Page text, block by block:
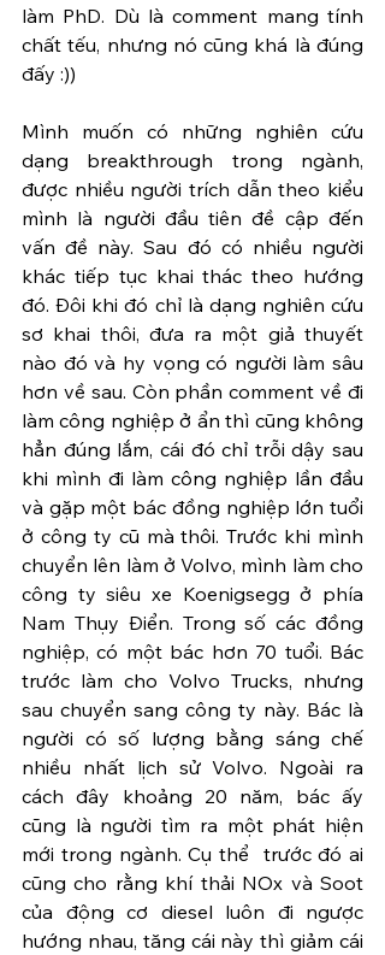
làm PhD. Dù là comment mang tính
chất tếu, nhưng nó cũng khá là đúng
đấy :))
Mình muốn có những nghiên cứu
dạng breakthrough trong ngành,
được nhiều người trích dẫn theo kiểu
mình là người đầu tiên đề cập đến
vấn đề này. Sau đó có nhiều người
khác tiếp tục khai thác theo hướng
đó. Đôi khi đó chỉ là dạng nghiên cứu
sơ khai thôi, đưa ra một giả thuyết
nào đó và hy vọng có người làm sâu
hơn về sau. Còn phần comment về đi
làm công nghiệp ở ẩn thì cũng không
hẳn đúng lắm, cái đó chỉ trỗi dậy sau
khi mình đi làm công nghiệp lần đầu
và gặp một bác đồng nghiệp lớn tuổi
ở công ty cũ mà thôi. Trước khi mình
chuyển lên làm ở Volvo, mình làm cho
công ty siêu xe Koenigsegg ở phía
Nam Thụy Điển. Trong số các đồng
nghiệp, có một bác hơn 70 tuổi. Bác
trước làm cho Volvo Trucks, nhưng
sau chuyển sang công ty này. Bác là
người có số lượng bằng sáng chế
nhiều nhất lịch sử Volvo. Ngoài ra
cách đây khoảng 20 năm, bác ấy
cũng là người tìm ra một phát hiện
mới trong ngành. Cụ thể  trước đó ai
cũng cho rằng khí thải NOx và Soot
của động cơ diesel luôn đi ngược
hướng nhau, tăng cái này thì giảm cái